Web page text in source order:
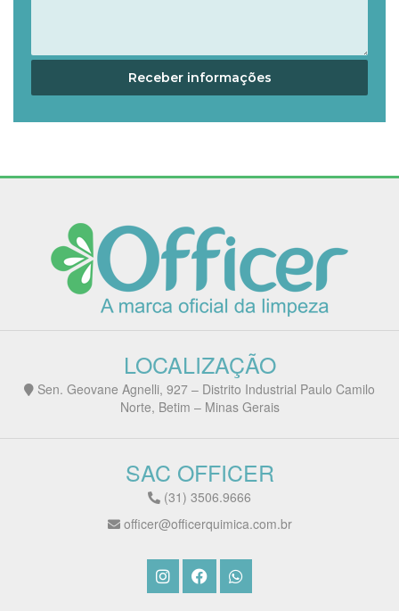
LOCALIZAÇÃO
Sen. Geovane Agnelli, 927 – Distrito Industrial Paulo Camilo
Norte, Betim – Minas Gerais
SAC OFFICER
(31) 3506.9666
officer@officerquimica.com.br